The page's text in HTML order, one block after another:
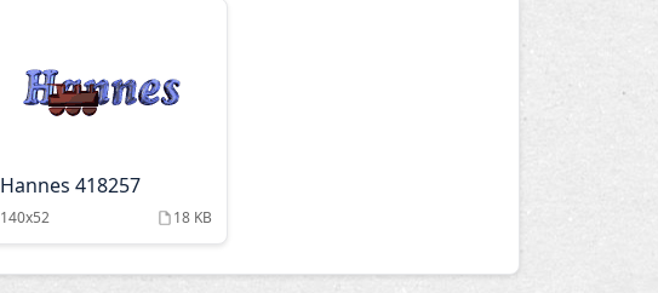
Hannes 418257
140x52 18 KB